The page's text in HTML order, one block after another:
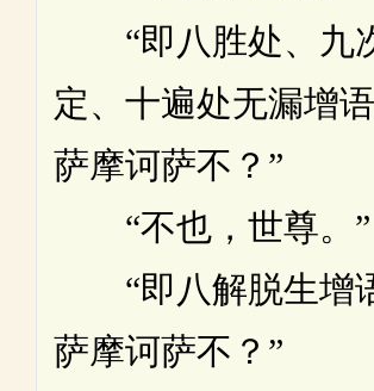
“即八胜处、九
定、十遍处无漏增
萨摩诃萨不？”
“不也，世尊。”
“即八解脱生增
萨摩诃萨不？”